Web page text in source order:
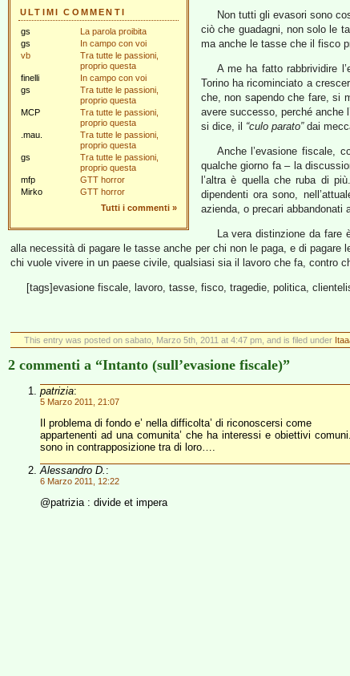
ULTIMI COMMENTI
gs
La parola proibita
gs
In campo con voi
vb
Tra tutte le passioni,
proprio questa
finelli
In campo con voi
gs
Tra tutte le passioni,
proprio questa
MCP
Tra tutte le passioni,
proprio questa
.mau.
Tra tutte le passioni,
proprio questa
gs
Tra tutte le passioni,
proprio questa
mfp
GTT horror
Mirko
GTT horror
Tutti i commenti »
Non tutti gli evasori sono
ciò che guadagni, non solo le
ma anche le tasse che il fisco
A me ha fatto rabbrividire
Torino ha ricominciato a
che, non sapendo che fare, si
avere successo, perché anche
si dice, il “culo parato”dai
Anche l’evasione fiscale,
qualche giorno fa – la
l’altra è quella che ruba di
dipendenti ora sono,
azienda, o precari abbandonati
La vera distinzione da fare
alla necessità di pagare le tasse anche per chi non le paga, e di
chi vuole vivere in un paese civile, qualsiasi sia il lavoro che fa, contro
[tags]evasione fiscale, lavoro, tasse, fisco, tragedie, politica,
This entry was posted on sabato, Marzo 5th, 2011 at 4:47 pm, and is filed under
2 commenti a “Intanto (sull’evasione fiscale)”
patrizia:
5 Marzo 2011, 21:07
Il problema di fondo e’ nella difficolta’ di riconoscersi come
appartenenti ad una comunita’ che ha interessi e obiettivi
sono in contrapposizione tra di loro….
Alessandro D. :
6 Marzo 2011, 12:22
@patrizia : divide et impera